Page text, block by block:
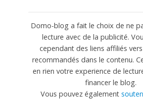
Domo-blog a fait le choix de ne
lecture avec de la publicité.
cependant des liens affiliés
recommandés dans le contenu.
en rien votre experience de
financer le blog.
Vous pouvez également